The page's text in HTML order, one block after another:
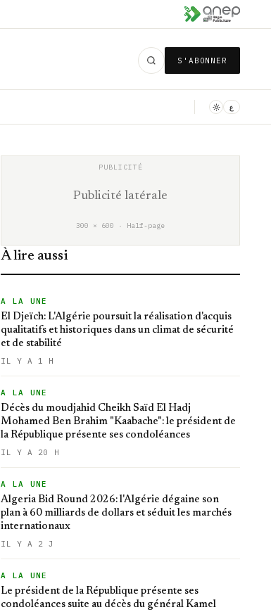
S'ABONNER
ع
Publicité latérale
300 × 600 · Half-page
À lire aussi
A LA UNE
El Djeïch: L'Algérie poursuit la réalisation d'acquis
qualitatifs et historiques dans un climat de sécurité
et de stabilité
IL Y A 1 H
A LA UNE
Décès du moudjahid Cheikh Saïd El Hadj
Mohamed Ben Brahim "Kaabache": le président de
la République présente ses condoléances
IL Y A 20 H
A LA UNE
Algeria Bid Round 2026: l'Algérie dégaine son
plan à 60 milliards de dollars et séduit les marchés
internationaux
IL Y A 2 J
A LA UNE
Le président de la République présente ses
condoléances suite au décès du général Kamel